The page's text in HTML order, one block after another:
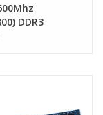
DDR3
204 pin RAM